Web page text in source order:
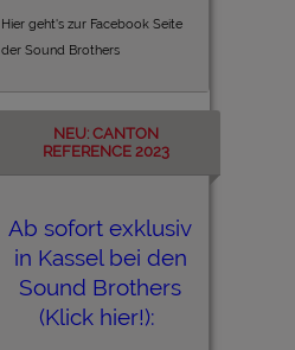
Hier geht's zur Facebook Seite
der Sound Brothers
NEU: CANTON
REFERENCE 2023
Ab sofort exklusiv
in Kassel bei den
Sound Brothers
(Klick hier!):